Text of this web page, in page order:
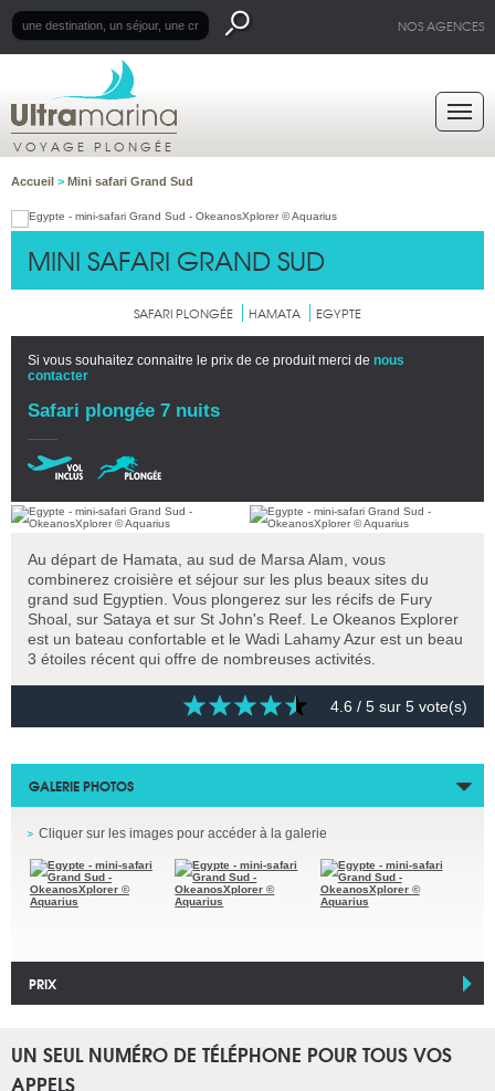
NOS AGENCES
VOYAGE PLONGÉE
Accueil > Mini safari Grand Sud
MINI SAFARI GRAND SUD
SAFARI PLONGÉE HAMATA EGYPTE
Si vous souhaitez connaitre le prix de ce produit merci de nous
contacter
Safari plongée 7 nuits
Au départ de Hamata, au sud de Marsa Alam, vous
combinerez croisière et séjour sur les plus beaux sites du
grand sud Egyptien. Vous plongerez sur les récifs de Fury
Shoal, sur Sataya et sur St John's Reef. Le Okeanos Explorer
est un bateau confortable et le Wadi Lahamy Azur est un beau
3 étoiles récent qui offre de nombreuses activités.
4.6 / 5 sur 5 vote(s)
GALERIE PHOTOS
Cliquer sur les images pour accéder à la galerie
PRIX
UN SEUL NUMÉRO DE TÉLÉPHONE POUR TOUS VOS
APPELS